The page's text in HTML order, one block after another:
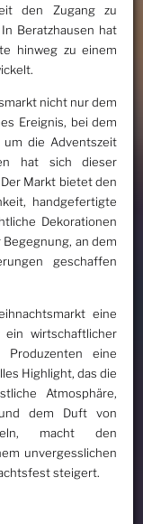
den Zugang zu
Beratzhausen hat
hinweg zu einem
nicht nur dem
Ereignis, bei dem
um die Adventszeit
hat sich dieser
Markt bietet den
handgefertigte
Dekorationen
an dem
geschaffen
eine
wirtschaftlicher
eine
Highlight, das die
Atmosphäre,
dem Duft von
macht den
unvergesslichen
steigert.